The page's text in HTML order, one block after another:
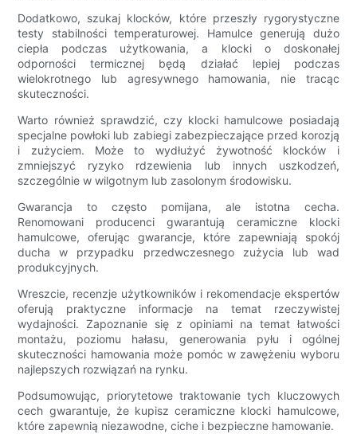
Dodatkowo, szukaj klocków, które przeszły rygorystyczne
testy stabilności temperaturowej. Hamulce generują dużo
ciepła podczas użytkowania, a klocki o doskonałej
odporności termicznej będą działać lepiej podczas
wielokrotnego lub agresywnego hamowania, nie tracąc
skuteczności.
Warto również sprawdzić, czy klocki hamulcowe posiadają
specjalne powłoki lub zabiegi zabezpieczające przed korozją
i zużyciem. Może to wydłużyć żywotność klocków i
zmniejszyć ryzyko rdzewienia lub innych uszkodzeń,
szczególnie w wilgotnym lub zasolonym środowisku.
Gwarancja to często pomijana, ale istotna cecha.
Renomowani producenci gwarantują ceramiczne klocki
hamulcowe, oferując gwarancje, które zapewniają spokój
ducha w przypadku przedwczesnego zużycia lub wad
produkcyjnych.
Wreszcie, recenzje użytkowników i rekomendacje ekspertów
oferują praktyczne informacje na temat rzeczywistej
wydajności. Zapoznanie się z opiniami na temat łatwości
montażu, poziomu hałasu, generowania pyłu i ogólnej
skuteczności hamowania może pomóc w zawężeniu wyboru
najlepszych rozwiązań na rynku.
Podsumowując, priorytetowe traktowanie tych kluczowych
cech gwarantuje, że kupisz ceramiczne klocki hamulcowe,
które zapewnią niezawodne, ciche i bezpieczne hamowanie.